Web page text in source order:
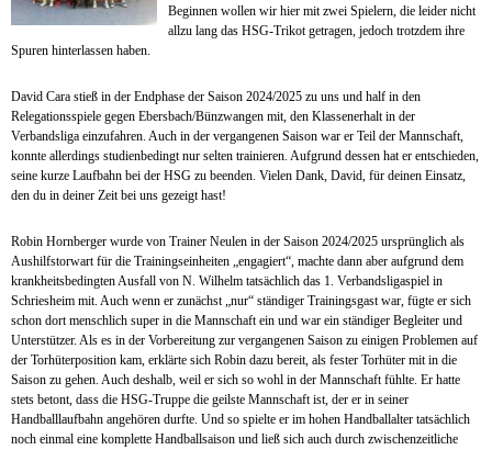
Beginnen wollen wir hier mit zwei Spielern, die leider nicht
allzu lang das HSG-Trikot getragen, jedoch trotzdem ihre
Spuren hinterlassen haben.
David Cara stieß in der Endphase der Saison 2024/2025 zu uns und half in den
Relegationsspiele gegen Ebersbach/Bünzwangen mit, den Klassenerhalt in der
Verbandsliga einzufahren. Auch in der vergangenen Saison war er Teil der Mannschaft,
konnte allerdings studienbedingt nur selten trainieren. Aufgrund dessen hat er entschieden,
seine kurze Laufbahn bei der HSG zu beenden. Vielen Dank, David, für deinen Einsatz,
den du in deiner Zeit bei uns gezeigt hast!
Robin Hornberger wurde von Trainer Neulen in der Saison 2024/2025 ursprünglich als
Aushilfstorwart für die Trainingseinheiten „engagiert“, machte dann aber aufgrund dem
krankheitsbedingten Ausfall von N. Wilhelm tatsächlich das 1. Verbandsligaspiel in
Schriesheim mit. Auch wenn er zunächst „nur“ ständiger Trainingsgast war, fügte er sich
schon dort menschlich super in die Mannschaft ein und war ein ständiger Begleiter und
Unterstützer. Als es in der Vorbereitung zur vergangenen Saison zu einigen Problemen auf
der Torhüterposition kam, erklärte sich Robin dazu bereit, als fester Torhüter mit in die
Saison zu gehen. Auch deshalb, weil er sich so wohl in der Mannschaft fühlte. Er hatte
stets betont, dass die HSG-Truppe die geilste Mannschaft ist, der er in seiner
Handballlaufbahn angehören durfte. Und so spielte er im hohen Handballalter tatsächlich
noch einmal eine komplette Handballsaison und ließ sich auch durch zwischenzeitliche